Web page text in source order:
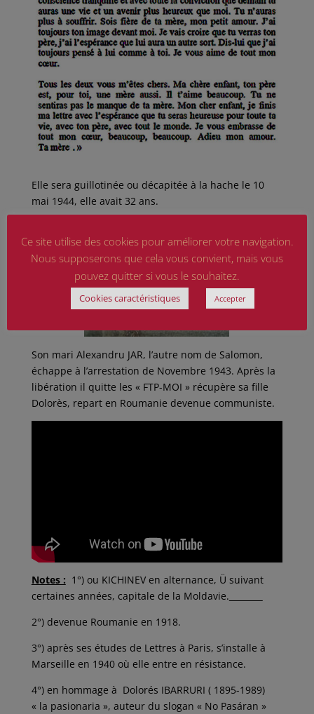
Elle sera guillotinée ou décapitée à la hache le 10
mai 1944, elle avait 32 ans.
Son mari Alexandru JAR, l’autre nom de Salomon,
échappe à l’arrestation de Novembre 1943. Après la
libération il quitte les « FTP-MOI » récupère sa fille
Dolorès, repart en Roumanie devenue communiste.
Notes : 1°) ou KICHINEV en alternance, Ü suivant
certaines années, capitale de la Moldavie.
2°) devenue Roumanie en 1918.
3°) après ses études de Lettres à Paris, s’installe à
Marseille en 1940 où elle entre en résistance.
4°) en hommage à Dolorés IBARRURI ( 1895-1989)
« la pasionaria », auteur du slogan « No Pasáran »
Ce site utilise des cookies pour améliorer votre navigation.
Nous supposerons que cela vous convient, mais vous
pouvez quitter si vous le souhaitez.
Cookies caractéristiques Accepter